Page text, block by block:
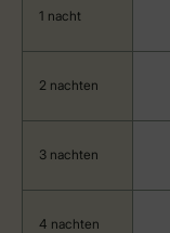
1 nacht
2 nachten
3 nachten
4 nachten